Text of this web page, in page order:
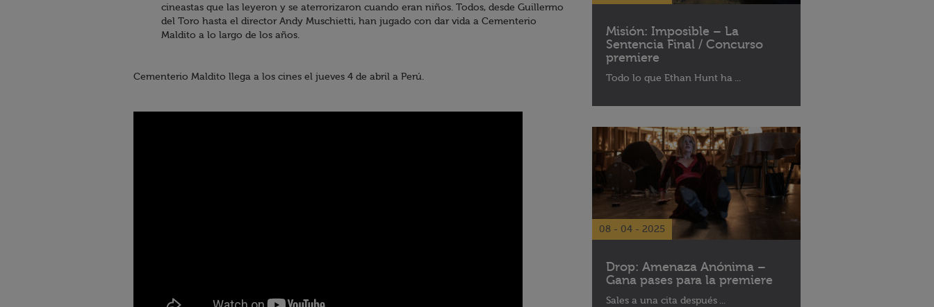
cineastas que las leyeron y se aterrorizaron cuando eran niños. Todos, desde Guillermo
del Toro hasta el director Andy Muschietti, han jugado con dar vida a Cementerio
Maldito a lo largo de los años.
Cementerio Maldito llega a los cines el jueves 4 de abril a Perú.
Misión: Imposible – La
Sentencia Final / Concurso
premiere
Todo lo que Ethan Hunt ha ...
08 - 04 - 2025
Drop: Amenaza Anónima –
Gana pases para la premiere
Sales a una cita después ...